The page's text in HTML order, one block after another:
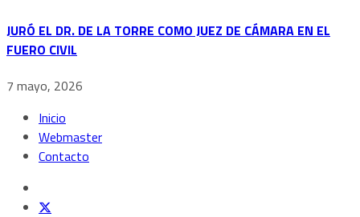
JURÓ EL DR. DE LA TORRE COMO JUEZ DE CÁMARA EN EL
FUERO CIVIL
7 mayo, 2026
Inicio
Webmaster
Contacto